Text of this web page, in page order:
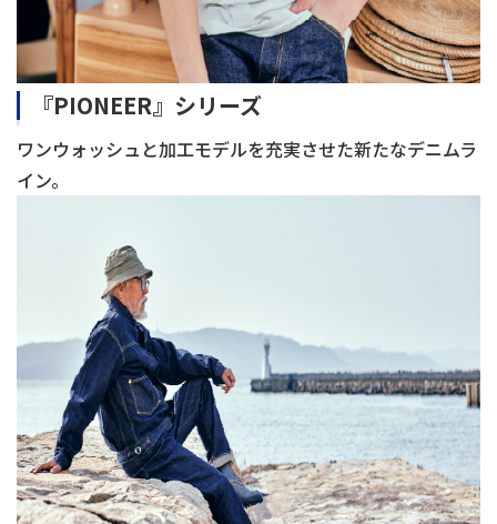
『PIONEER』シリーズ
ワンウォッシュと加工モデルを充実させた新たなデニムラ
イン。